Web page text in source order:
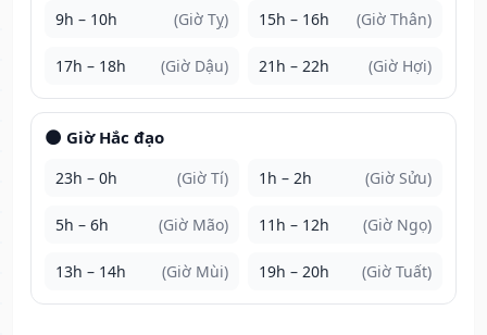
9h – 10h (Giờ Tỵ) 15h – 16h (Giờ Thân)
17h – 18h (Giờ Dậu) 21h – 22h (Giờ Hợi)
🌑 Giờ Hắc đạo
23h – 0h (Giờ Tí) 1h – 2h (Giờ Sửu)
5h – 6h (Giờ Mão) 11h – 12h (Giờ Ngọ)
13h – 14h (Giờ Mùi) 19h – 20h (Giờ Tuất)